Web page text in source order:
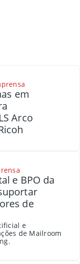
em
Arco
e BPO da
de
e
de Mailroom